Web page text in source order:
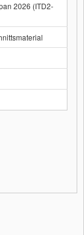
2026 (ITD2-